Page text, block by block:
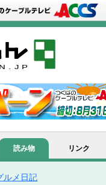
読み物 リンク
ルメ日記